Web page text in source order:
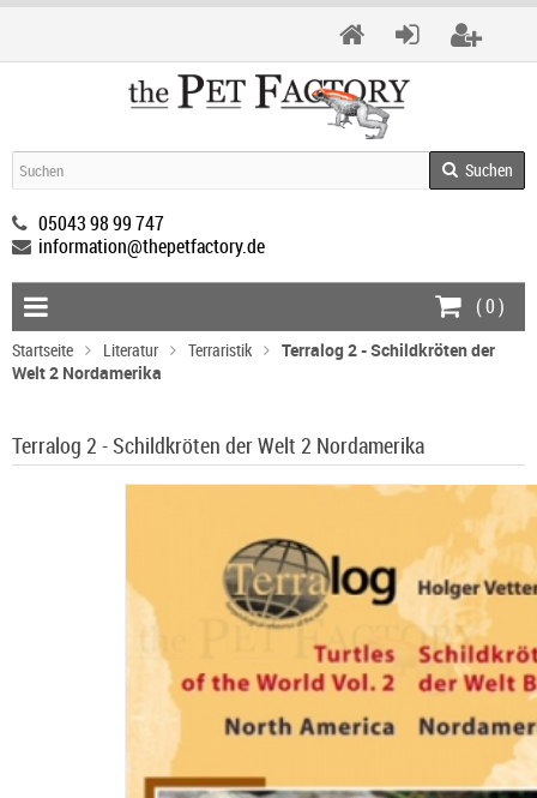
Suchen
05043 98 99 747
information@thepetfactory.de
(0)
Startseite Literatur Terraristik
Terralog 2 - Schildkröten der
Welt 2 Nordamerika
Terralog 2 - Schildkröten der Welt 2 Nordamerika